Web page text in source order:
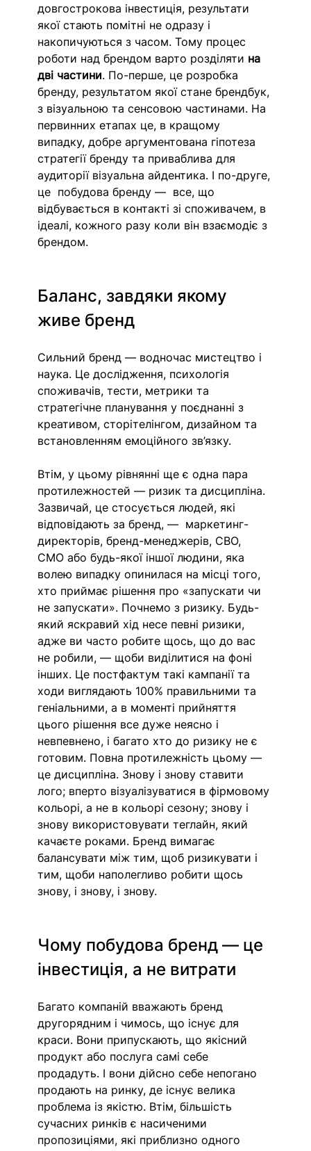
довгострокова інвестиція, результати
якої стають помітні не одразу і
накопичуються з часом. Тому процес
роботи над брендом варто розділяти на
дві частини. По-перше, це розробка
бренду, результатом якої стане брендбук,
з візуальною та сенсовою частинами. На
первинних етапах це, в кращому
випадку, добре аргументована гіпотеза
стратегії бренду та приваблива для
аудиторії візуальна айдентика. І по-друге,
це  побудова бренду —  все, що
відбувається в контакті зі споживачем, в
ідеалі, кожного разу коли він взаємодіє з
брендом.
Баланс, завдяки якому
живе бренд
Сильний бренд — водночас мистецтво і
наука. Це дослідження, психологія
споживачів, тести, метрики та
стратегічне планування у поєднанні з
креативом, сторітелінгом, дизайном та
встановленням емоційного зв’язку.
Втім, у цьому рівнянні ще є одна пара
протилежностей — ризик та дисципліна.
Зазвичай, це стосується людей, які
відповідають за бренд, —  маркетинг-
директорів, бренд-менеджерів, CBO,
CMO або будь-якої іншої людини, яка
волею випадку опинилася на місці того,
хто приймає рішення про «запускати чи
не запускати». Почнемо з ризику. Будь-
який яскравий хід несе певні ризики,
адже ви часто робите щось, що до вас
не робили, — щоби виділитися на фоні
інших. Це постфактум такі кампанії та
ходи виглядають 100% правильними та
геніальними, а в моменті прийняття
цього рішення все дуже неясно і
невпевнено, і багато хто до ризику не є
готовим. Повна протилежність цьому —
це дисципліна. Знову і знову ставити
лого; вперто візуалізуватися в фірмовому
кольорі, а не в кольорі сезону; знову і
знову використовувати теглайн, який
качаєте роками. Бренд вимагає
балансувати між тим, щоб ризикувати і
тим, щоби наполегливо робити щось
знову, і знову, і знову.
Чому побудова бренд — це
інвестиція, а не витрати
Багато компаній вважають бренд
другорядним і чимось, що існує для
краси. Вони припускають, що якісний
продукт або послуга самі себе
продадуть. І вони дійсно себе непогано
продають на ринку, де існує велика
проблема із якістю. Втім, більшість
сучасних ринків є насиченими
пропозиціями, які приблизно одного